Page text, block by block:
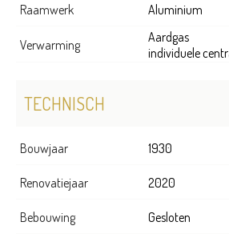
Raamwerk Aluminium
Verwarming
Aardgas
individuele
TECHNISCH
Bouwjaar 1930
Renovatiejaar 2020
Bebouwing Gesloten